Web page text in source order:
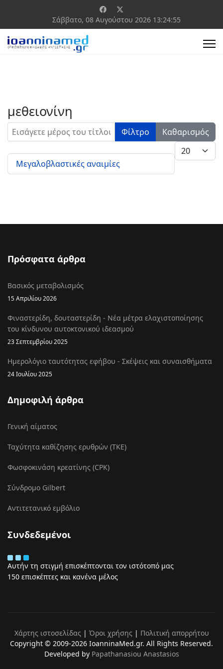
Σάββατο, 08 Αυγούστου 2026 13:24:55
μεθειονίνη
Εισάγετε μέρος του τίτλου. Φίλτρο
Καθαρισμός
Εμφάνιση #
Μεγαλοβλαστικές αναιμίες
Πρόσφατα άρθρα
Βασικός μεταβολισμός
15 Απριλίου 2026
Φιναστερίδη, δουταστερίδη - Νέα μέτρα ελαχιστοποίησης
του κίνδυνου αυτοκτονικού ιδεασμού
23 Σεπτεμβρίου 2025
Ημερολόγιο ταυτότητας εφήβου - Σκέψεις και συναισθήματα
24 Ιουλίου 2025
Δημοφιλή άρθρα
Γενική αίματος
Ταχύτητα καθίζησης ερυθρών (ΤΚΕ)
Φωσφοκινάση κρεατίνης (CPK)
Σύνδρομο Gilbert
Αντιτετανικό εμβόλιο
Συνδεδεμένοι
Αυτήν τη στιγμή επισκέπτονται τον ιστότοπό μας
150 επισκέπτες και κανένα μέλος
Χάρτης ιστοσελίδας| Όροι χρήσης| Πολιτική απορρήτου
Copyright © 2009-2026 IoanninaMed.gr. All Rights Reserved.
Developed by Papathanasiou Anastasios